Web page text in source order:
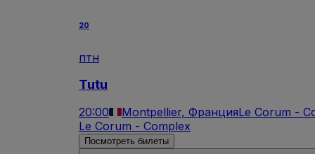
20
птн
Tutu
20:00 Montpellier, ФранцияLe Corum -
Le Corum - Complex
Посмотреть билеты